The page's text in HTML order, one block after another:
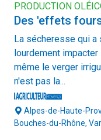
PRODUCTION
Des 'effets
La sécheresse qui
lourdement
même le verger
n'est pas la...
Alpes-de-Haute-
Bouches-du-Rhône,